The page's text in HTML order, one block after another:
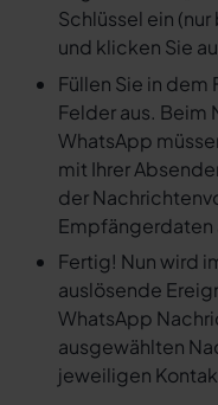
Schlüssel ein
und klicken Sie
Füllen Sie in dem
Felder aus. Beim
WhatsApp
mit Ihrer
der
Fertig! Nun wird
auslösende
WhatsApp
ausgewählten
jeweiligen